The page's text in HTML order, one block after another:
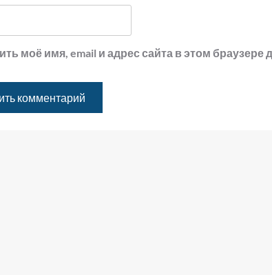
моё имя, email и адрес сайта в этом